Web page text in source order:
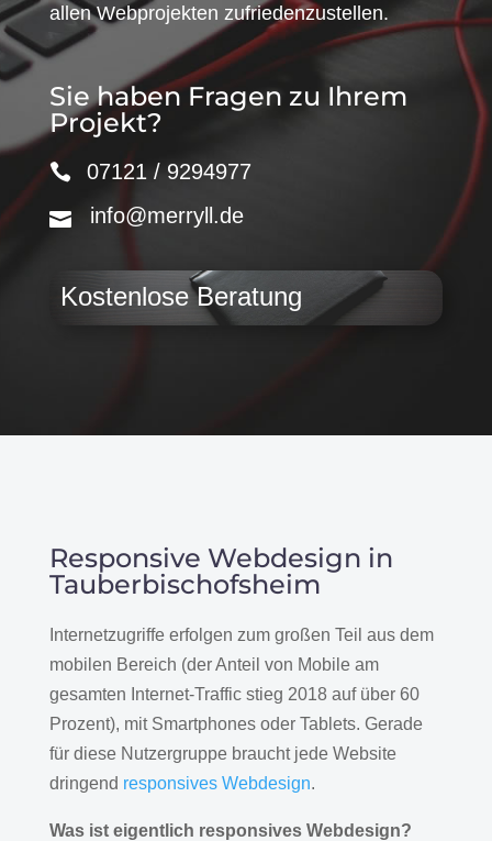
allen Webprojekten zufriedenzustellen.
Sie haben Fragen zu Ihrem
Projekt?
07121 / 9294977
info@merryll.de
Kostenlose Beratung
Responsive Webdesign in
Tauberbischofsheim
Internetzugriffe erfolgen zum großen Teil aus dem
mobilen Bereich (der Anteil von Mobile am
gesamten Internet-Traffic stieg 2018 auf über 60
Prozent), mit Smartphones oder Tablets. Gerade
für diese Nutzergruppe braucht jede Website
dringend responsives Webdesign.
Was ist eigentlich responsives Webdesign?